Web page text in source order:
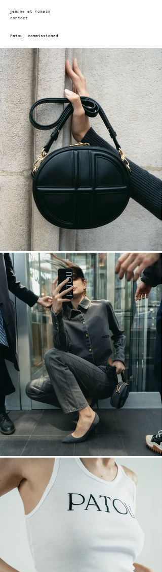
jeanne et romain
contact
Patou, commissioned